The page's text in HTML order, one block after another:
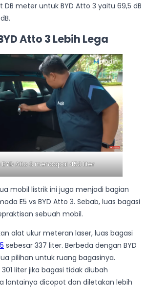
meter untuk BYD Atto 3 yaitu 69,5 dB
Atto 3 Lebih Lega
Atto 3 mencapai 453 liter
mobil listrik ini juga menjadi bagian
E5 vs BYD Atto 3. Sebab, luas bagasi
sebuah mobil.
alat ukur meteran laser, luas bagasi
sebesar 337 liter. Berbeda dengan BYD
pilihan untuk ruang bagasinya.
liter jika bagasi tidak diubah
lantainya dicopot dan diletakan lebih